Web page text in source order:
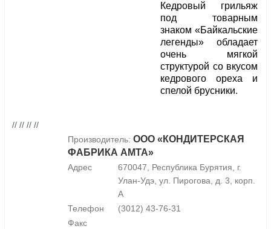
Кедровый грильяж
под товарным
знаком «Байкальские
легенды» обладает
очень мягкой
структурой со вкусом
кедрового ореха и
спелой брусники.
// // // //
Производитель: ООО «КОНДИТЕРСКАЯ
ФАБРИКА АМТА»
Адрес
670047, Республика Бурятия, г.
Улан-Удэ, ул. Пирогова, д. 3, корп.
А
Телефон
(3012) 43-76-31
Факс